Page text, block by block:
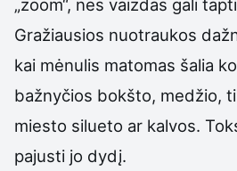
„zoom“, nes vaizdas gali
Gražiausios nuotraukos
kai mėnulis matomas šalia
bažnyčios bokšto, medžio,
miesto silueto ar kalvos.
pajusti jo dydį.